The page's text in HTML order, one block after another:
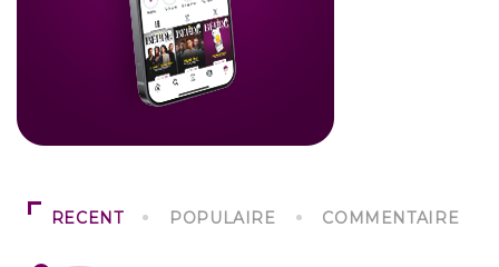
RECENT POPULAIRE COMMENTAIRE